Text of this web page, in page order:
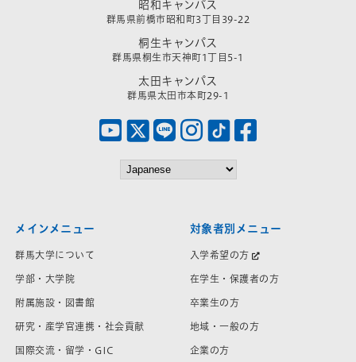
昭和キャンパス
群馬県前橋市昭和町3丁目39-22
桐生キャンパス
群馬県桐生市天神町1丁目5-1
太田キャンパス
群馬県太田市本町29-1
メインメニュー
群馬大学について
学部・大学院
附属施設・図書館
研究・産学官連携・社会貢献
国際交流・留学・GIC
対象者別メニュー
入学希望の方
在学生・保護者の方
卒業生の方
地域・一般の方
企業の方